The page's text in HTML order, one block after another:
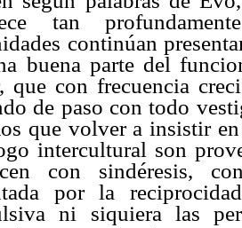
tan
continúan
buena parte del
que con frecuencia
de paso con todo
que volver a insistir
intercultural son
con sindéresis,
por la
ni siquiera las